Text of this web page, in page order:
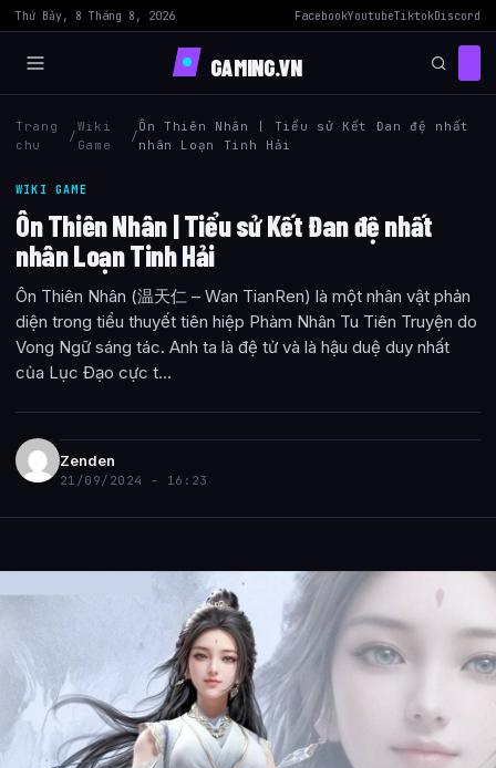
Thứ Bảy, 8 Tháng 8, 2026 FacebookYoutubeTiktokDiscord
GAMING.VN
Trang
chu
/
Wiki
Game
/
Ôn Thiên Nhân | Tiểu sử Kết Đan đệ nhất
nhân Loạn Tinh Hải
WIKI GAME
Ôn Thiên Nhân | Tiểu sử Kết Đan đệ nhất
nhân Loạn Tinh Hải
Ôn Thiên Nhân (温天仁 – Wan TianRen) là một nhân vật phản
diện trong tiểu thuyết tiên hiệp Phàm Nhân Tu Tiên Truyện do
Vong Ngữ sáng tác. Anh ta là đệ tử và là hậu duệ duy nhất
của Lục Đạo cực t...
Zenden
21/09/2024 - 16:23